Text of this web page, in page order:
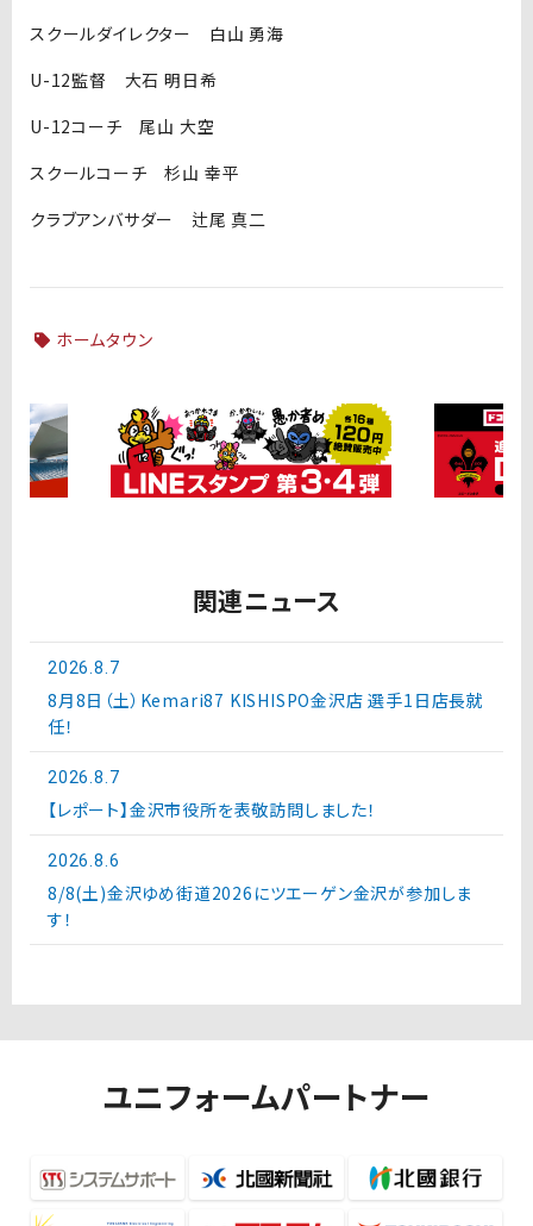
スクールダイレクター 白山 勇海
U-12監督 大石 明日希
U-12コーチ 尾山 大空
スクールコーチ 杉山 幸平
クラブアンバサダー 辻尾 真二
ホームタウン
関連ニュース
2026.8.7
8月8日（土）Kemari87 KISHISPO金沢店 選手1日店長就
任！
2026.8.7
【レポート】金沢市役所を表敬訪問しました！
2026.8.6
8/8(土)金沢ゆめ街道2026にツエーゲン金沢が参加しま
す！
ユニフォームパートナー